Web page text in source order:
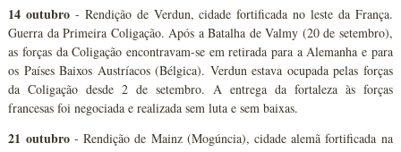
14 outubro - Rendição de Verdun, cidade fortificada no leste da França.
Guerra da Primeira Coligação. Após a Batalha de Valmy (20 de setembro),
as forças da Coligação encontravam-se em retirada para a Alemanha e para
os Países Baixos Austríacos (Bélgica). Verdun estava ocupada pelas forças
da Coligação desde 2 de setembro. A entrega da fortaleza às forças
francesas foi negociada e realizada sem luta e sem baixas.
21 outubro- Rendição de Mainz (Mogúncia), cidade alemã fortificada na